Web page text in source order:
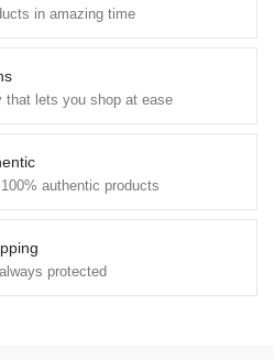
in amazing time
that lets you shop at ease
authentic products
protected